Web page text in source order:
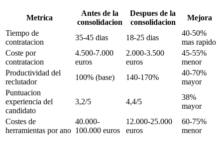
Metrica
Antes de la
consolidacion
Despues de la
consolidacion
Mejora
Tiempo de
contratacion
35-45 dias 18-25 dias
40-50%
mas rapido
Coste por
contratacion
4.500-7.000
euros
2.000-3.500
euros
45-55%
menor
Productividad del
reclutador
100% (base) 140-170%
40-70%
mayor
Puntuacion
experiencia del
candidato
3,2/5 4,4/5
38%
mayor
Costes de
herramientas por ano
40.000-
100.000 euros
12.000-25.000
euros
60-75%
menor